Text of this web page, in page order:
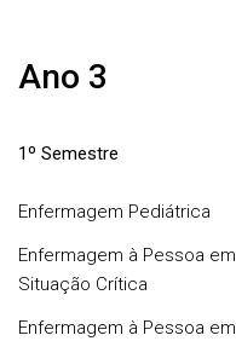
Ano 3
1º Semestre
Enfermagem Pediátrica
Enfermagem à Pessoa em
Situação Crítica
Enfermagem à Pessoa em